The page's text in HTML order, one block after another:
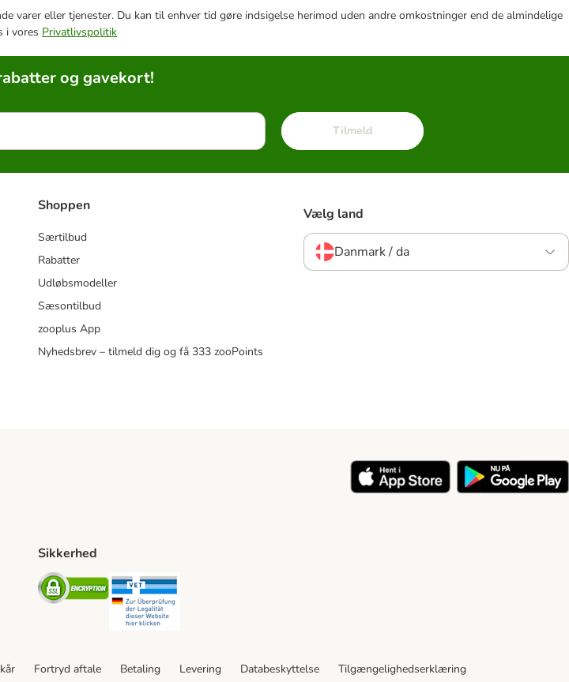
eller tjenester. Du kan til enhver tid gøre indsigelse herimod uden andre omkostninger end de almindelige
i vores Privatlivspolitik
og gavekort!
Tilmeld
Shoppen
Særtilbud
Rabatter
Udløbsmodeller
Sæsontilbud
zooplus App
Nyhedsbrev – tilmeld dig og få 333 zooPoints
Vælg land
Danmark / da
Sikkerhed
Security
Fortryd aftale Betaling Levering Databeskyttelse Tilgængelighedserklæring